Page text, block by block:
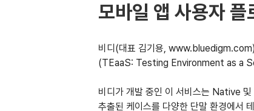
모바일 앱 사용자
비디(대표 김기용, www.bluedigm.com
(TEaaS: Testing Environment as a
비디가 개발 중인 이 서비스는 Native
추출된 케이스를 다양한 단말 환경에서